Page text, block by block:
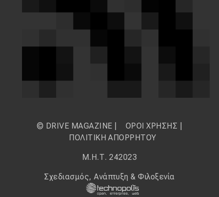
© DRIVE MAGAZINE | ΟΡΟΙ ΧΡΗΣΗΣ
ΠΟΛΙΤΙΚΗ ΑΠΟΡΡΗΤΟΥ
Μ.Η.Τ. 242023
Σχεδιασμός, Ανάπτυξη & Φιλοξενία